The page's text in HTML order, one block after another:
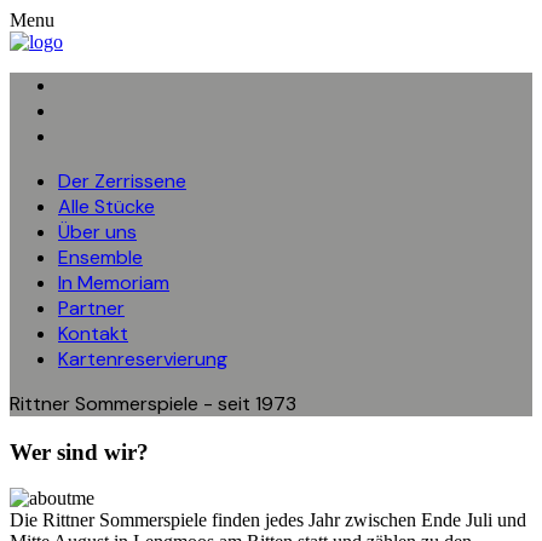
Menu
Der Zerrissene
Alle Stücke
Über uns
Ensemble
In Memoriam
Partner
Kontakt
Kartenreservierung
Rittner Sommerspiele - seit 1973
Wer sind wir?
Die Rittner Sommerspiele finden jedes Jahr zwischen Ende Juli und